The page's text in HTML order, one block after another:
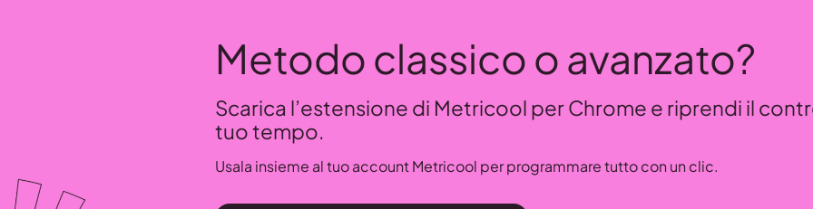
Metodo classico o avanzato?
Scarica l’estensione di Metricool per Chrome e riprendi il
tuo tempo.
Usala insieme al tuo account Metricool per programmare tutto con un clic.